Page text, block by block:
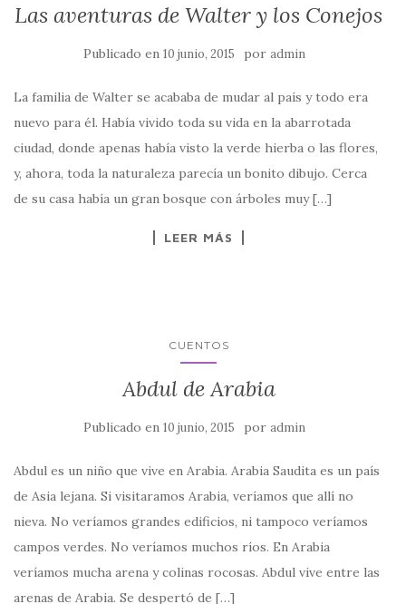
Las aventuras de Walter y los Conejos
Publicado en 10 junio, 2015 por admin
La familia de Walter se acababa de mudar al país y todo era
nuevo para él. Había vivido toda su vida en la abarrotada
ciudad, donde apenas había visto la verde hierba o las flores,
y, ahora, toda la naturaleza parecía un bonito dibujo. Cerca
de su casa había un gran bosque con árboles muy […]
LEER MÁS
CUENTOS
Abdul de Arabia
Publicado en 10 junio, 2015 por admin
Abdul es un niño que vive en Arabia. Arabia Saudita es un país
de Asia lejana. Si visitaramos Arabia, veríamos que allí no
nieva. No veríamos grandes edificios, ni tampoco veríamos
campos verdes. No veríamos muchos ríos. En Arabia
veríamos mucha arena y colinas rocosas. Abdul vive entre las
arenas de Arabia. Se despertó de […]